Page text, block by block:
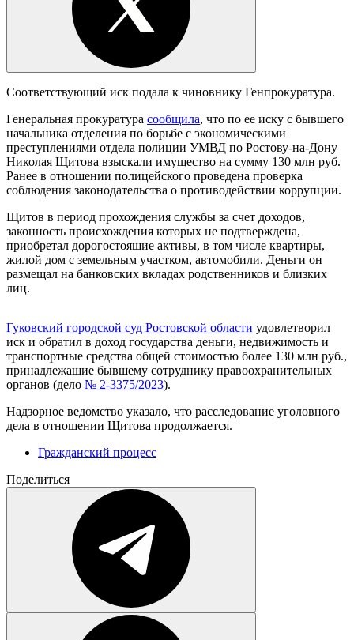
Соответствующий иск подала к чиновнику Генпрокуратура.
Генеральная прокуратура сообщила, что по ее иску с бывшего
начальника отделения по борьбе с экономическими
преступлениями отдела полиции УМВД по Ростову-на-Дону
Николая Щитова взыскали имущество на сумму 130 млн руб.
Ранее в отношении полицейского проведена проверка
соблюдения законодательства о противодействии коррупции.
Щитов в период прохождения службы за счет доходов,
законность происхождения которых не подтверждена,
приобретал дорогостоящие активы, в том числе квартиры,
жилой дом с земельным участком, автомобили. Деньги он
размещал на банковских вкладах родственников и близких
лиц.
Гуковский городской суд Ростовской области удовлетворил
иск и обратил в доход государства деньги, недвижимость и
транспортные средства общей стоимостью более 130 млн руб.,
принадлежащие бывшему сотруднику правоохранительных
органов (дело № 2-3375/2023).
Надзорное ведомство указало, что расследование уголовного
дела в отношении Щитова продолжается.
Гражданский процесс
Поделиться